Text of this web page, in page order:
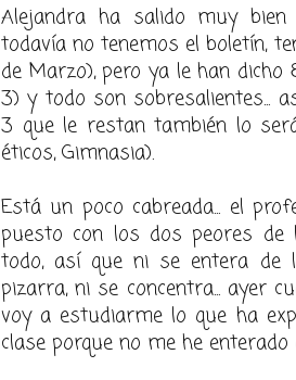
Alejandra ha salido muy bien
todavía no tenemos el boletín,
de Marzo), pero ya le han
3) y todo son sobresalientes...
3 que le restan también lo
éticos, Gimnasia).
Está un poco cabreada... el
puesto con los dos peores
todo, así que ni se entera de
pizarra, ni se concentra... ayer
voy a estudiarme lo que ha
clase porque no me he enterado